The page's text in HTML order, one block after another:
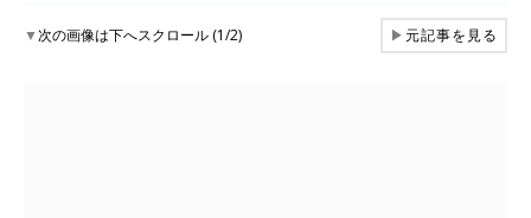
▼次の画像は下へスクロール (1/2) ▶元記事を見る